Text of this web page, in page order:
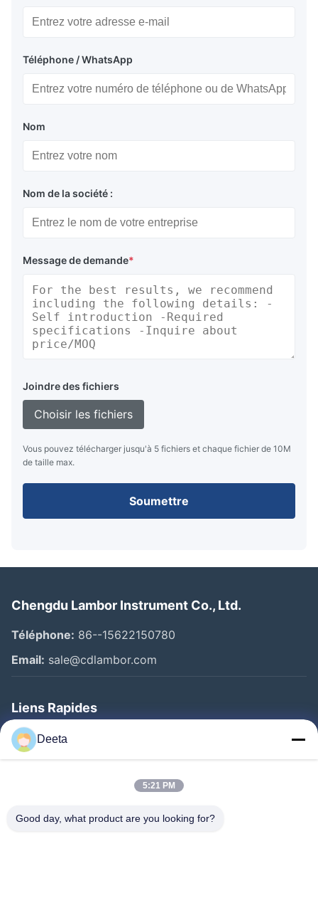
Téléphone / WhatsApp
Nom
Nom de la société :
Message de demande*
Joindre des fichiers
Choisir les fichiers
Vous pouvez télécharger jusqu'à 5 fichiers et chaque fichier de 10M
de taille max.
Soumettre
Chengdu Lambor Instrument Co., Ltd.
Téléphone: 86--15622150780
Email: sale@cdlambor.com
Liens Rapides
Aperçu
Produits
Visite D'usine
Deeta
5:21 PM
Good day, what product are you looking for?